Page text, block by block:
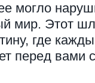
могло
мир. Этот
где
перед вами